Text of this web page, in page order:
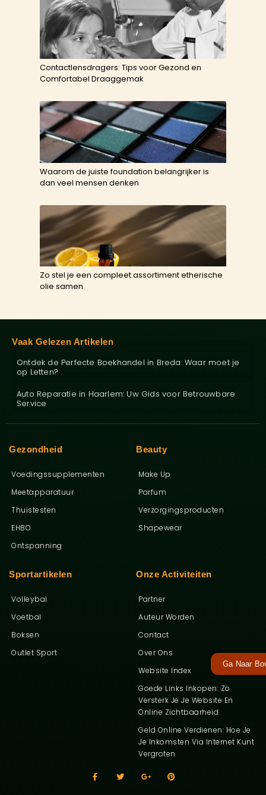
Ga Naar
Contactlensdragers: Tips voor Gezond en
Comfortabel Draaggemak
Waarom de juiste foundation belangrijker is
dan veel mensen denken
Zo stel je een compleet assortiment etherische
olie samen
Onze Activiteiten
Partner
Auteur Worden
Contact
Over Ons
Website Index
Goede Links Inkopen: Zo
Versterk Je Je Website En
Online Zichtbaarheid
Geld Online Verdienen: Hoe Je
Je Inkomsten Via Internet Kunt
Vergroten
Sportartikelen
Volleybal
Voetbal
Boksen
Outlet Sport
Beauty
Make Up
Parfum
Verzorgingsproducten
Shapewear
Gezondheid
Voedingssupplementen
Meetapparatuur
Thuistesten
EHBO
Ontspanning
Vaak Gelezen Artikelen
Ontdek de Perfecte Boekhandel in Breda: Waar moet je
op Letten?
Auto Reparatie in Haarlem: Uw Gids voor Betrouwbare
Service